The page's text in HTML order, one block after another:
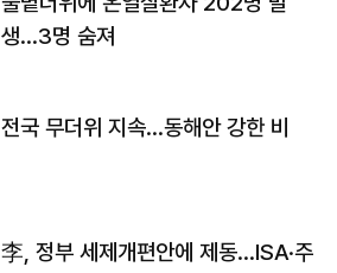
생…3명 숨져
전국 무더위 지속…동해안 강한 비
李, 정부 세제개편안에 제동…ISA·주